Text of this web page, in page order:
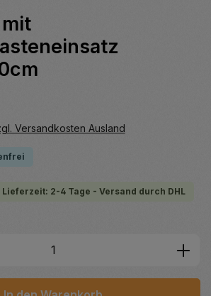
Versandkosten Ausland
2-4 Tage - Versand durch DHL
Gib den